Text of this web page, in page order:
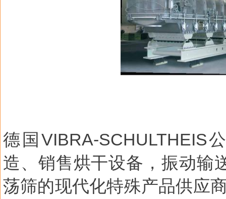
德国 VIBRA-SCHULTHEIS
造、销售烘干设备，振动输
荡筛的现代化特殊产品供应